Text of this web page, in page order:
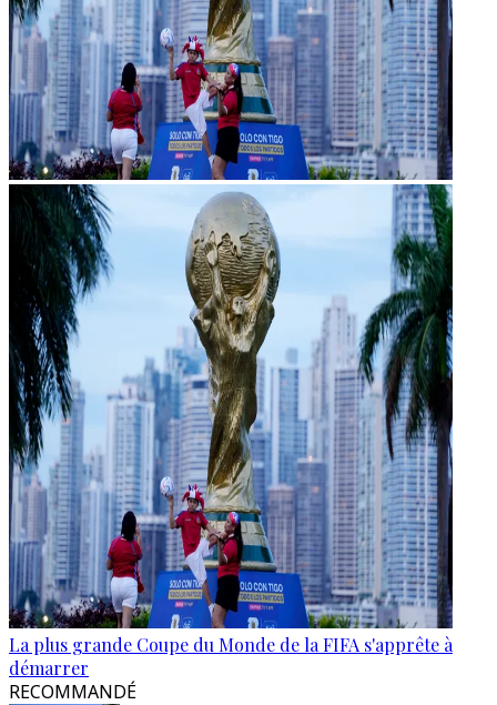
La plus grande Coupe du Monde de la FIFA s'apprête à
démarrer
RECOMMANDÉ